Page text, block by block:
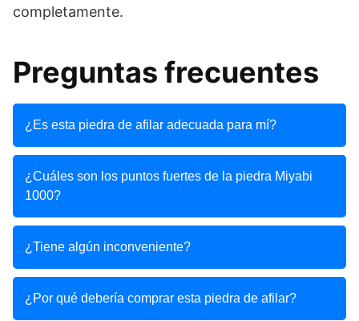
completamente.
Preguntas frecuentes
¿Es esta piedra de afilar adecuada para mí?
¿Cuáles son los puntos fuertes de la piedra Miyabi
1000?
¿Tiene algún inconveniente?
¿Por qué debería comprar esta piedra de afilar?